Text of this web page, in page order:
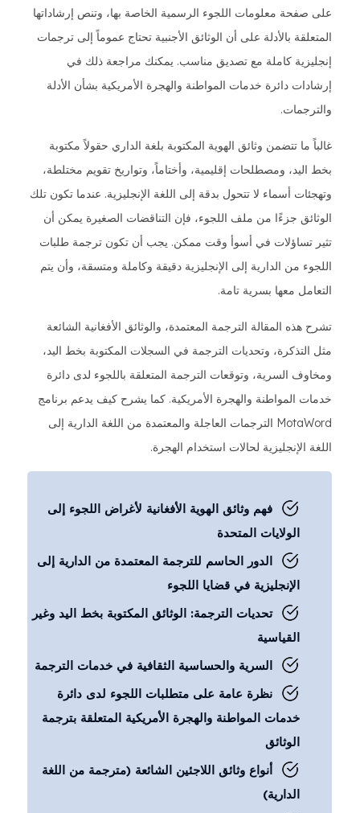
على صفحة معلومات اللجوء الرسمية الخاصة بها، وتنص إرشاداتها
المتعلقة بالأدلة على أن الوثائق الأجنبية تحتاج عموماً إلى ترجمات
إنجليزية كاملة مع تصديق مناسب. يمكنك مراجعة ذلك في
إرشادات دائرة خدمات المواطنة والهجرة الأمريكية بشأن الأدلة
والترجمات.
غالباً ما تتضمن وثائق الهوية المكتوبة بلغة الداري حقولاً مكتوبة
بخط اليد، ومصطلحات إقليمية، وأختاماً، وتواريخ تقويم مختلطة،
وتهجئات أسماء لا تتحول بدقة إلى اللغة الإنجليزية. عندما تكون تلك
الوثائق جزءًا من ملف اللجوء، فإن التناقضات الصغيرة يمكن أن
تثير تساؤلات في أسوأ وقت ممكن. يجب أن تكون ترجمة طلبات
اللجوء من الدارية إلى الإنجليزية دقيقة وكاملة ومتسقة، وأن يتم
التعامل معها بسرية تامة.
تشرح هذه المقالة الترجمة المعتمدة، والوثائق الأفغانية الشائعة
مثل التذكرة، وتحديات الترجمة في السجلات المكتوبة بخط اليد،
ومخاوف السرية، وتوقعات الترجمة المتعلقة باللجوء لدى دائرة
خدمات المواطنة والهجرة الأمريكية. كما يشرح كيف يدعم برنامج
MotaWord الترجمات العاجلة والمعتمدة من اللغة الدارية إلى
اللغة الإنجليزية لحالات استخدام الهجرة.
فهم وثائق الهوية الأفغانية لأغراض اللجوء إلى
الولايات المتحدة
الدور الحاسم للترجمة المعتمدة من الدارية إلى
الإنجليزية في قضايا اللجوء
تحديات الترجمة: الوثائق المكتوبة بخط اليد وغير
القياسية
السرية والحساسية الثقافية في خدمات الترجمة
نظرة عامة على متطلبات اللجوء لدى دائرة
خدمات المواطنة والهجرة الأمريكية المتعلقة بترجمة
الوثائق
أنواع وثائق اللاجئين الشائعة (مترجمة من اللغة
الدارية)